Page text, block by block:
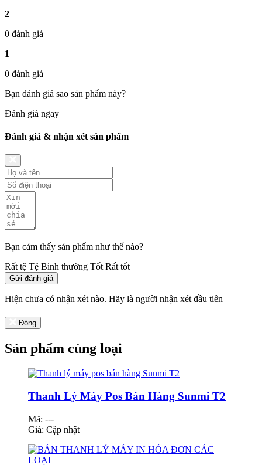
2
0 đánh giá
1
0 đánh giá
Bạn đánh giá sao sản phẩm này?
Đánh giá ngay
Đánh giá & nhận xét sản phẩm
Bạn cảm thấy sản phẩm như thế nào?
Rất tệ Tệ Bình thường Tốt Rất tốt
Gửi đánh giá
Hiện chưa có nhận xét nào. Hãy là người nhận xét đầu tiên
Đóng
Sản phẩm cùng loại
Thanh Lý Máy Pos Bán Hàng Sunmi T2
Mã: ---
Giá: Cập nhật